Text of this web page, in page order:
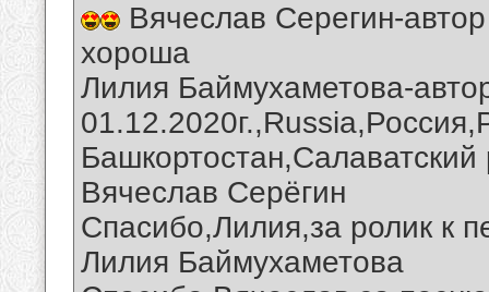
Вячеслав Серегин-
хороша
Лилия Баймухаметова-
Вячеслав Серёгин
Спасибо,Лилия,за ролик к
Лилия Баймухаметова